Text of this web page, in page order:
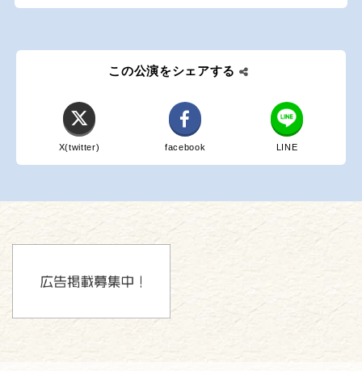
この公演をシェアする
X(twitter) facebook LINE